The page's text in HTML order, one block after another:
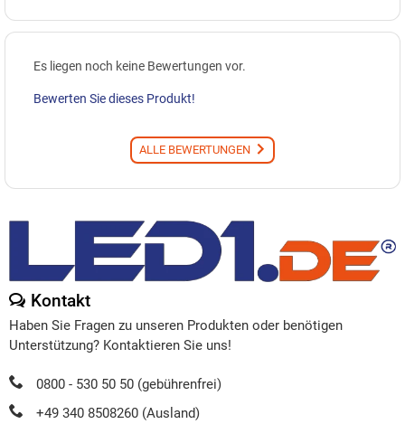
Es liegen noch keine Bewertungen vor.
Bewerten Sie dieses Produkt!
ALLE BEWERTUNGEN
Kontakt
Haben Sie Fragen zu unseren Produkten oder benötigen
Unterstützung? Kontaktieren Sie uns!
0800 - 530 50 50 (gebührenfrei)
+49 340 8508260 (Ausland)